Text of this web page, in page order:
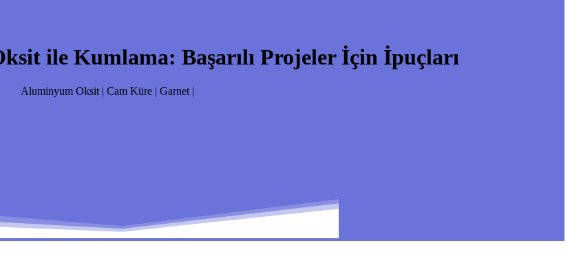
ile Kumlama: Başarılı Projeler İçin İpuçları
Aluminyum Oksit | Cam Küre | Garnet |